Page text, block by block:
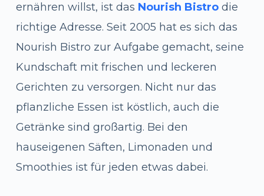
ernähren willst, ist das Nourish Bistrodie
richtige Adresse. Seit 2005 hat es sich das
Nourish Bistro zur Aufgabe gemacht, seine
Kundschaft mit frischen und leckeren
Gerichten zu versorgen. Nicht nur das
pflanzliche Essen ist köstlich, auch die
Getränke sind großartig. Bei den
hauseigenen Säften, Limonaden und
Smoothies ist für jeden etwas dabei.